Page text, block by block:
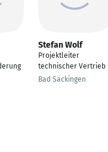
Stefan Wolf
Projektleiter
technischer Vertrieb
Bad Säckingen